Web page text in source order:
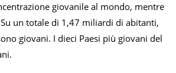
giovanile al mondo, mentre
un totale di 1,47 miliardi di abitanti,
giovani. I dieci Paesi più giovani del